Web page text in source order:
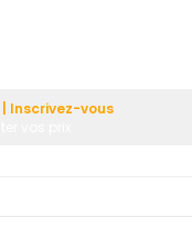
Inscrivez-vous